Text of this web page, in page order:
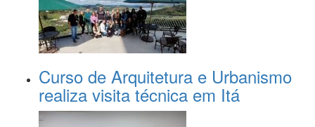
Curso de Arquitetura e Urbanismo
realiza visita técnica em Itá